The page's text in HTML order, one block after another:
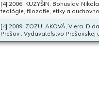
[4] 2006. KUZYŠIN, Bohuslav.
teológie, filozofie, etiky a
[4] 2009. ZOZUĽAKOVÁ, Viera.
Prešov : Vydavateľstvo Prešovskej